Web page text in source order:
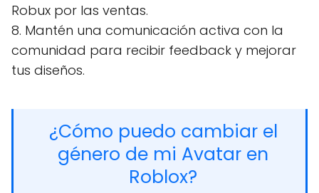
Robux por las ventas.
8. Mantén una comunicación activa con la
comunidad para recibir feedback y mejorar
tus diseños.
¿Cómo puedo cambiar el
género de mi Avatar en
Roblox?